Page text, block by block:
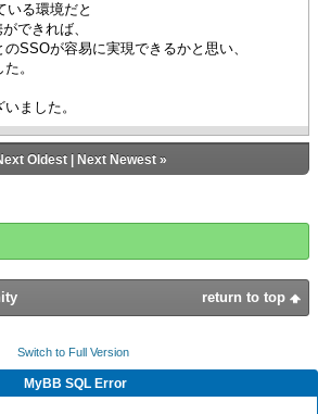
いる環境だと
できれば、
SSOが容易に実現できるかと思い、
。
ました。
Oldest| Next Newest»
return to top
Switch to Full Version
MyBB SQL Error